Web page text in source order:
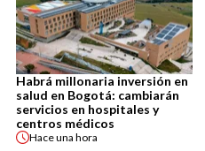
Habrá millonaria inversión en
salud en Bogotá: cambiarán
servicios en hospitales y
centros médicos
Haceuna hora